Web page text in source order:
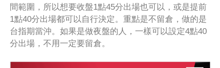
間範圍，所以想要收盤1點45分出場也可以，或是提前
1點40分出場都可以自行決定。重點是不留倉，做的是
台指期當沖。如果是做夜盤的人，一樣可以設定4點40
分出場，不用一定要留倉。